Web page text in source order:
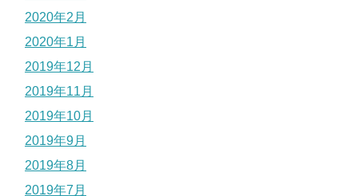
2020年2月
2020年1月
2019年12月
2019年11月
2019年10月
2019年9月
2019年8月
2019年7月